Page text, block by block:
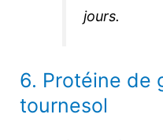
jours.
6. Protéine de
tournesol